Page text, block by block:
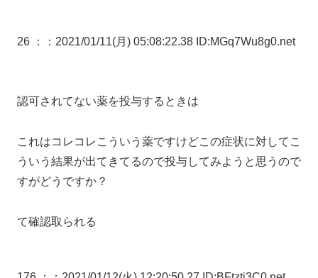
26 ： ：2021/01/11(月) 05:08:22.38 ID:MGq7Wu8g0.net
認可されてない薬を投与するときは
これはコレコレこういう薬ですけどこの症状に対してこ
ういう結果が出てきてるので投与してみようと思うので
すがどうですか？
て確認取られる